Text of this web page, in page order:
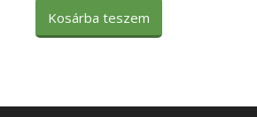
Kosárba teszem